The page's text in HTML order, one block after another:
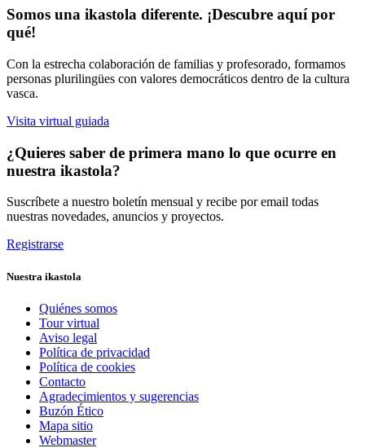
Somos una ikastola diferente. ¡Descubre aquí por
qué!
Con la estrecha colaboración de familias y profesorado, formamos
personas plurilingües con valores democráticos dentro de la cultura
vasca.
Visita virtual guiada
¿Quieres saber de primera mano lo que ocurre en
nuestra ikastola?
Suscríbete a nuestro boletín mensual y recibe por email todas
nuestras novedades, anuncios y proyectos.
Registrarse
Nuestra ikastola
Quiénes somos
Tour virtual
Aviso legal
Política de privacidad
Política de cookies
Contacto
Agradecimientos y sugerencias
Buzón Ético
Mapa sitio
Webmaster